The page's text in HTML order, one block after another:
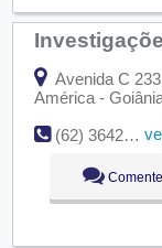
Avenida C
América -
(62) 3642-6000
Comente